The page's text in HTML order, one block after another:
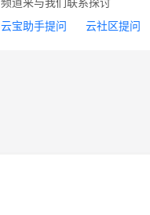
if
云宝助手提问
云社区提问